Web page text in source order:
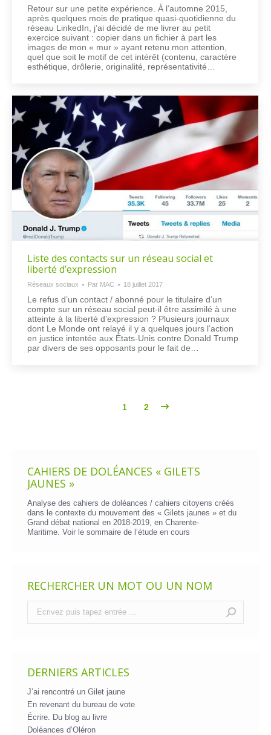
Retour sur une petite expérience. À l’automne 2015,
après quelques mois de pratique quasi-quotidienne du
réseau LinkedIn, j’ai décidé de me livrer au petit
exercice suivant : copier dans un fichier à part les
images de mon « mur » ayant retenu mon attention,
quel que soit le motif de cet intérêt (contenu, caractère
esthétique, drôlerie, originalité, représentativité…
Liste des contacts sur un réseau social et
liberté d’expression
Réseaux sociaux Par MAC 18 juillet 2017
Le refus d’un contact / abonné pour le titulaire d’un
compte sur un réseau social peut-il être assimilé à une
atteinte à la liberté d’expression ? Plusieurs journaux
dont Le Monde ont relayé il y a quelques jours l’action
en justice intentée aux États-Unis contre Donald Trump
par divers de ses opposants pour le fait de…
1 2
CAHIERS DE DOLÉANCES « GILETS
JAUNES »
Analyse des cahiers de doléances / cahiers citoyens créés
dans le contexte du mouvement des « Gilets jaunes » et du
Grand débat national en 2018-2019, en Charente-
Maritime. Voir le sommaire de l’étude en cours
RECHERCHER UN MOT OU UN NOM
DERNIERS ARTICLES
J’ai rencontré un Gilet jaune
En revenant du bureau de vote
Écrire. Du blog au livre
Doléances d’Oléron